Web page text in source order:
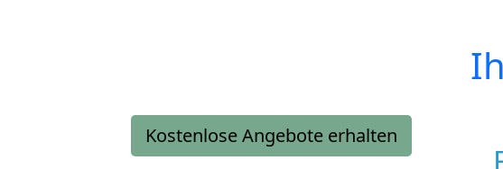
Kostenlose Angebote erhalten